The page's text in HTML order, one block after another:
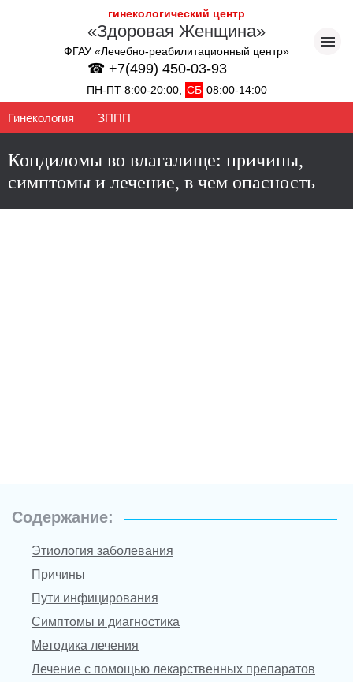
гинекологический центр
«Здоровая Женщина»
ФГАУ «Лечебно-реабилитационный центр»
☎ +7(499) 450-03-93
ПН-ПТ 8:00-20:00, СБ 08:00-14:00
Гинекология ЗППП
Кондиломы во влагалище: причины,
симптомы и лечение, в чем опасность
Содержание:
Этиология заболевания
Причины
Пути инфицирования
Симптомы и диагностика
Методика лечения
Лечение с помощью лекарственных препаратов